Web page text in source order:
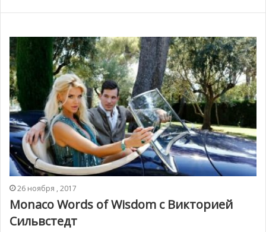
26 ноября , 2017
Monaco Words of Wisdom c Викторией
Сильвстедт